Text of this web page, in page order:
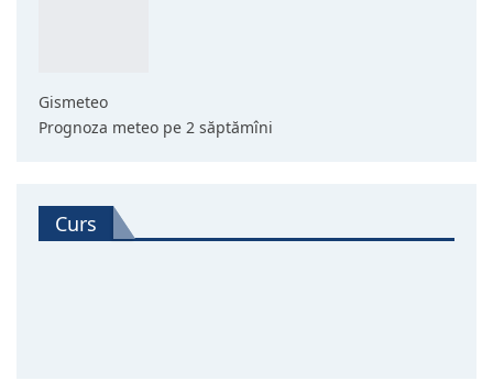
Gismeteo
Prognoza meteo pe 2 săptămîni
Curs